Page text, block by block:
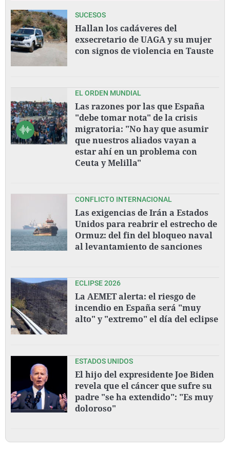
SUCESOS
Hallan los cadáveres del
exsecretario de UAGA y su mujer
con signos de violencia en Tauste
EL ORDEN MUNDIAL
Las razones por las que España
"debe tomar nota" de la crisis
migratoria: "No hay que asumir
que nuestros aliados vayan a
estar ahí en un problema con
Ceuta y Melilla"
CONFLICTO INTERNACIONAL
Las exigencias de Irán a Estados
Unidos para reabrir el estrecho de
Ormuz: del fin del bloqueo naval
al levantamiento de sanciones
ECLIPSE 2026
La AEMET alerta: el riesgo de
incendio en España será "muy
alto" y "extremo" el día del eclipse
ESTADOS UNIDOS
El hijo del expresidente Joe Biden
revela que el cáncer que sufre su
padre "se ha extendido": "Es muy
doloroso"